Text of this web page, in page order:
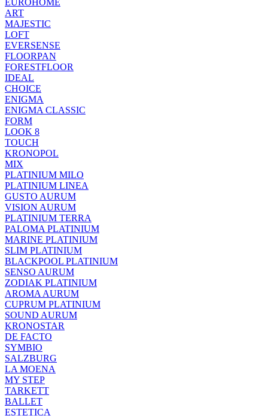
EUROHOME
ART
MAJESTIC
LOFT
EVERSENSE
FLOORPAN
FORESTFLOOR
IDEAL
CHOICE
ENIGMA
ENIGMA CLASSIC
FORM
LOOK 8
TOUCH
KRONOPOL
MIX
PLATINIUM MILO
PLATINIUM LINEA
GUSTO AURUM
VISION AURUM
PLATINIUM TERRA
PALOMA PLATINIUM
MARINE PLATINIUM
SLIM PLATINIUM
BLACKPOOL PLATINIUM
SENSO AURUM
ZODIAK PLATINIUM
AROMA AURUM
CUPRUM PLATINIUM
SOUND AURUM
KRONOSTAR
DE FACTO
SYMBIO
SALZBURG
LA MOENA
MY STEP
TARKETT
BALLET
ESTETICA